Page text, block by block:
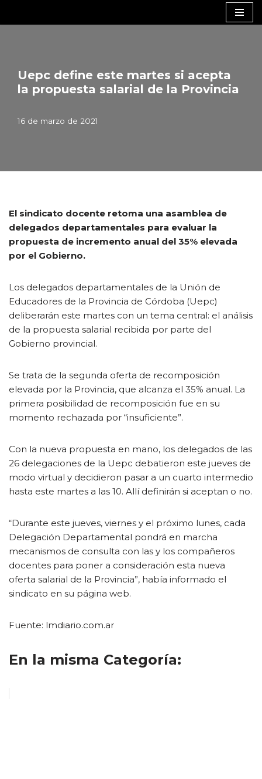
Uepc define este martes si acepta
la propuesta salarial de la Provincia
16 de marzo de 2021
El sindicato docente retoma una asamblea de
delegados departamentales para evaluar la
propuesta de incremento anual del 35% elevada
por el Gobierno.
Los delegados departamentales de la Unión de
Educadores de la Provincia de Córdoba (Uepc)
deliberarán este martes con un tema central: el análisis
de la propuesta salarial recibida por parte del
Gobierno provincial.
Se trata de la segunda oferta de recomposición
elevada por la Provincia, que alcanza el 35% anual. La
primera posibilidad de recomposición fue en su
momento rechazada por “insuficiente”.
Con la nueva propuesta en mano, los delegados de las
26 delegaciones de la Uepc debatieron este jueves de
modo virtual y decidieron pasar a un cuarto intermedio
hasta este martes a las 10. Allí definirán si aceptan o no.
“Durante este jueves, viernes y el próximo lunes, cada
Delegación Departamental pondrá en marcha
mecanismos de consulta con las y los compañeros
docentes para poner a consideración esta nueva
oferta salarial de la Provincia”, había informado el
sindicato en su página web.
Fuente: lmdiario.com.ar
En la misma Categoría: